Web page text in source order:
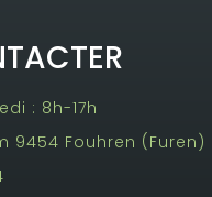
: 8h-17h
9454 Fouhren (Furen)